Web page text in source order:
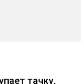
тачку,